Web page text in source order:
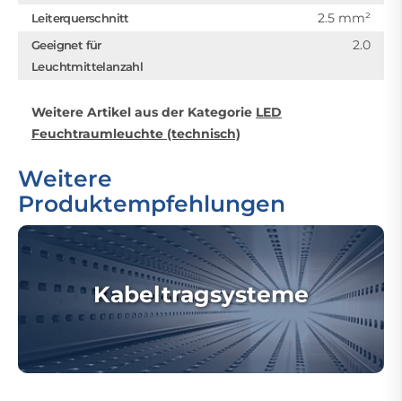
Leiterquerschnitt 2.5 mm²
Geeignet für
Leuchtmittelanzahl
2.0
Weitere Artikel aus der Kategorie LED
Feuchtraumleuchte (technisch)
Weitere
Produktempfehlungen
Kabeltragsysteme